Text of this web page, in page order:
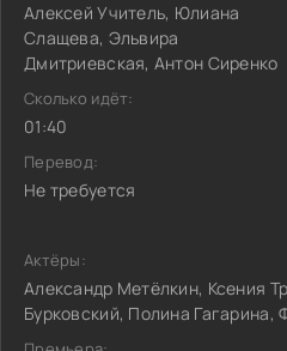
Алексей Учитель, Юлиана
Слащева, Эльвира
Дмитриевская, Антон Сиренко
Сколько идёт:
01:40
Перевод:
Не требуется
Актёры:
Александр Метёлкин, Ксения
Бурковский, Полина Гагарина,